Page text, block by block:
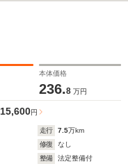
本体価格
236.8 万円
15,600円
走行 7.5万km
修復
なし
整備
法定整備付